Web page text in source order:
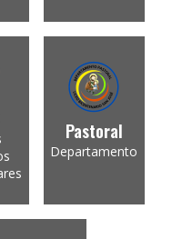
Pastoral
Departamento